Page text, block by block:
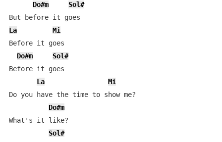
Do#m
Sol#
La
Mi
Before it goes
Do#m
Sol#
Before it goes
La
Mi
Do you have the time to show me?
Do#m
What's it like?
Sol#